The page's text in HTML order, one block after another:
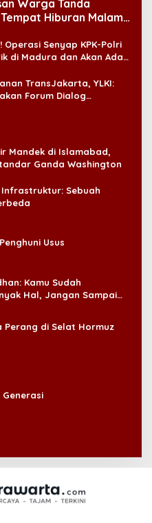
Warga Tanda
Hiburan Malam
Operasi Senyap KPK-Polri
di Madura dan Akan Ada
TransJakarta, YLKI:
Forum Dialog
Mandek di Islamabad,
Ganda Washington
Infrastruktur: Sebuah
Usus
Kamu Sudah
Hal, Jangan Sampai
Perang di Selat Hormuz
Generasi